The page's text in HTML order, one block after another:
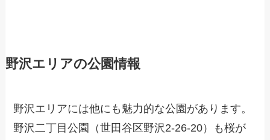
野沢エリアの公園情報
野沢エリアには他にも魅力的な公園があります。
野沢二丁目公園（世田谷区野沢2-26-20）も桜が